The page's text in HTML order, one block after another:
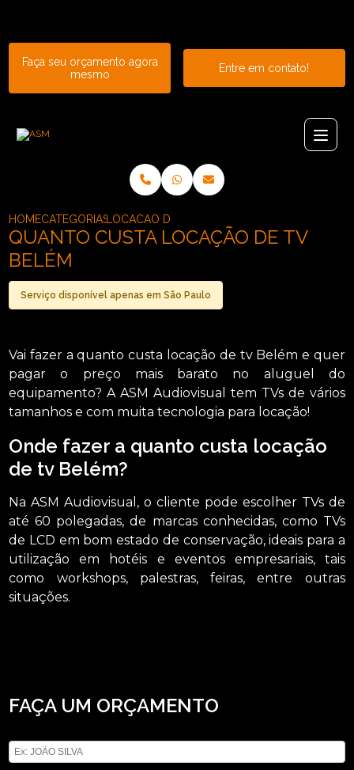
Faça seu orçamento agora
mesmo
Entre em contato!
HOMECATEGORIAS LOCACAO DE TVS_LOCACAO DE TV
QUANTO CUSTA LOCAÇÃO DE TV
BELÉM
Serviço disponível apenas em São Paulo
Vai fazer a quanto custa locação de tv Belém e quer
pagar o preço mais barato no aluguel do
equipamento? A ASM Audiovisual tem TVs de vários
tamanhos e com muita tecnologia para locação!
Onde fazer a quanto custa locação
de tv Belém?
Na ASM Audiovisual, o cliente pode escolher TVs de
até 60 polegadas, de marcas conhecidas, como TVs
de LCD em bom estado de conservação, ideais para a
utilização em hotéis e eventos empresariais, tais
como workshops, palestras, feiras, entre outras
situações.
FAÇA UM ORÇAMENTO